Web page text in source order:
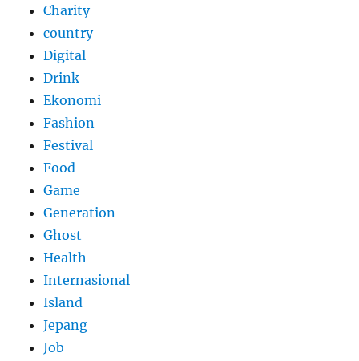
Charity
country
Digital
Drink
Ekonomi
Fashion
Festival
Food
Game
Generation
Ghost
Health
Internasional
Island
Jepang
Job